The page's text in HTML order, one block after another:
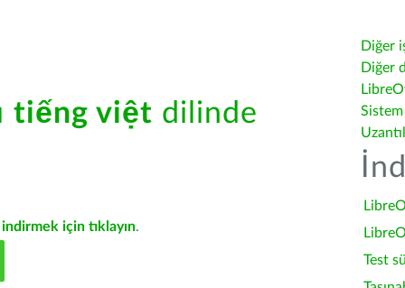
tiếng việt dilinde
için tıklayın.
Diğer
Diğer
Test